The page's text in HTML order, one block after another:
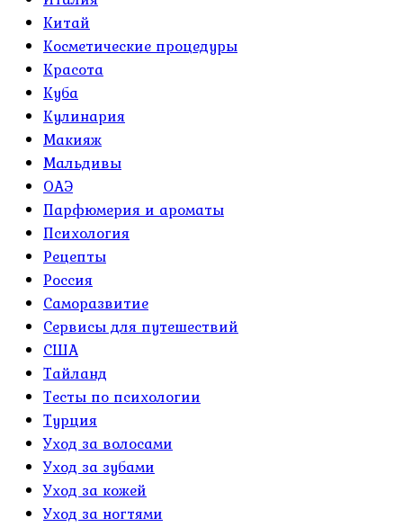
Китай
Косметические процедуры
Красота
Куба
Кулинария
Макияж
Мальдивы
ОАЭ
Парфюмерия и ароматы
Психология
Рецепты
Россия
Саморазвитие
Сервисы для путешествий
США
Тайланд
Тесты по психологии
Турция
Уход за волосами
Уход за зубами
Уход за кожей
Уход за ногтями